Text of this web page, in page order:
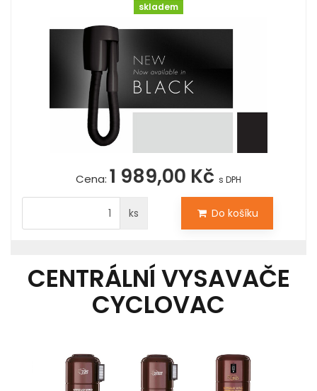
skladem
Cena: 1 989,00 Kč s DPH
ks Do košíku
CENTRÁLNÍ VYSAVAČE
CYCLOVAC